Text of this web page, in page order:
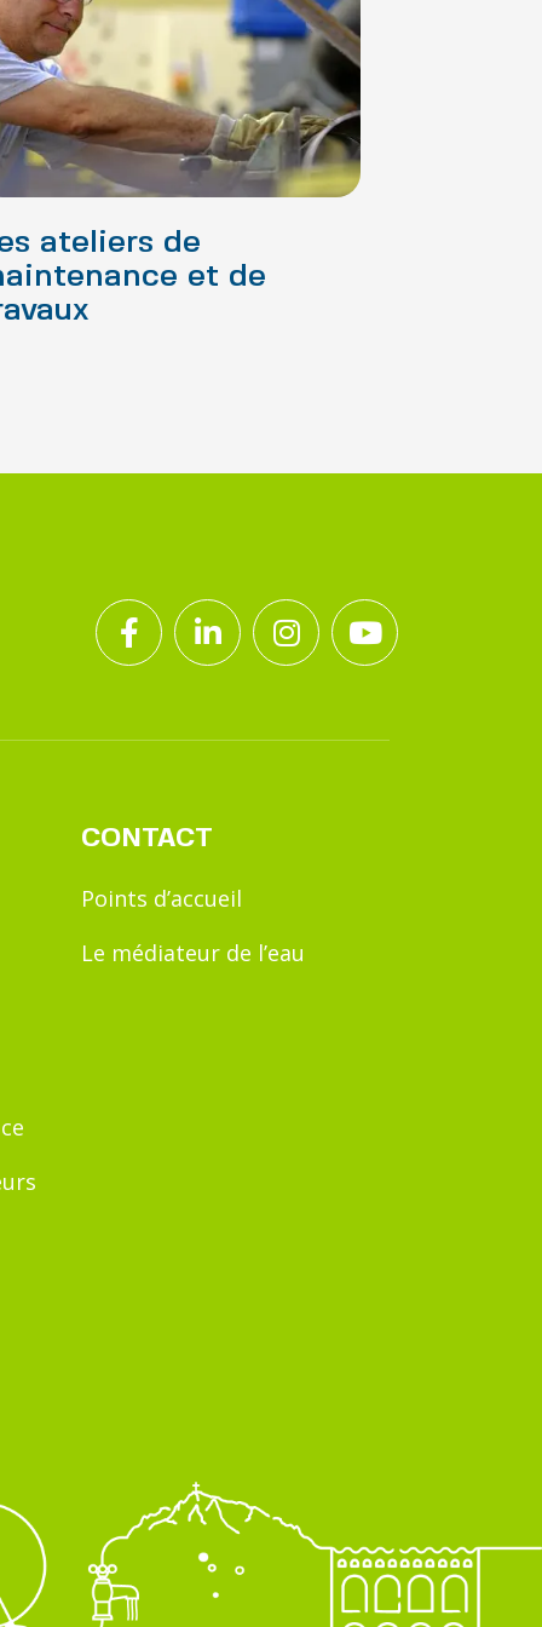
ateliers de
et de
CONTACT
Points d’accueil
Le médiateur de l’eau